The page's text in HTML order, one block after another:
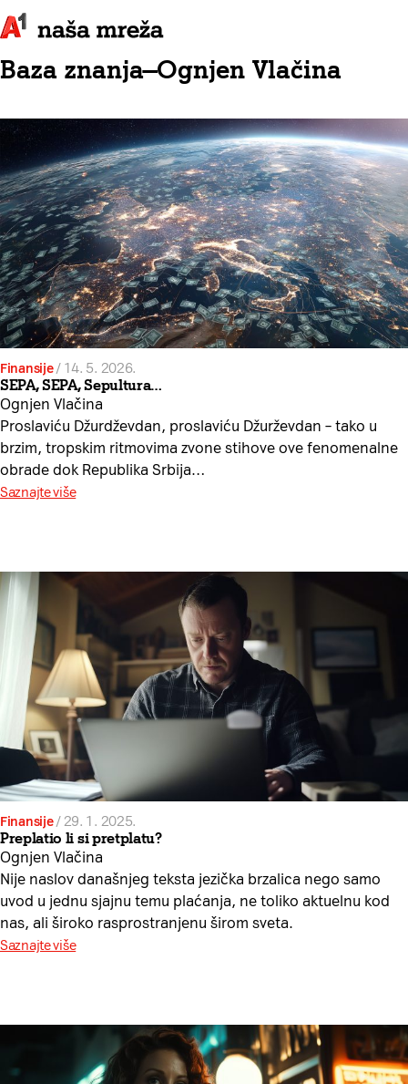
Baza znanja—Ognjen Vlačina
Finansije/ 14. 5. 2026.
SEPA, SEPA, Sepultura…
Ognjen Vlačina
Proslaviću Džurdževdan, proslaviću Džurževdan – tako u
brzim, tropskim ritmovima zvone stihove ove fenomenalne
obrade dok Republika Srbija…
Saznajte više
Finansije/29. 1. 2025.
Preplatio li si pretplatu?
Ognjen Vlačina
Nije naslov današnjeg teksta jezička brzalica nego samo
uvod u jednu sjajnu temu plaćanja, ne toliko aktuelnu kod
nas, ali široko rasprostranjenu širom sveta.
Saznajte više